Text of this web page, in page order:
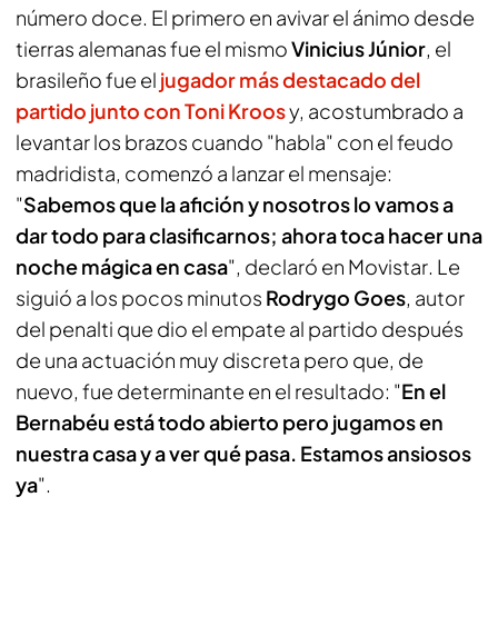
número doce. El primero en avivar el ánimo desde
tierras alemanas fue el mismoVinicius Júnior, el
brasileño fue el jugador más destacado del
partido junto con Toni Kroosy, acostumbrado a
levantar los brazos cuando "habla" con el feudo
madridista, comenzó a lanzar el mensaje:
"Sabemos que la afición y nosotros lo vamos a
dar todo para clasificarnos; ahora toca hacer una
noche mágica en casa", declaró en Movistar. Le
siguió a los pocos minutos Rodrygo Goes, autor
del penalti que dio el empate al partido después
de una actuación muy discreta pero que, de
nuevo, fue determinante en el resultado: "En el
Bernabéu está todo abierto pero jugamos en
nuestra casa y a ver qué pasa. Estamos ansiosos
ya".